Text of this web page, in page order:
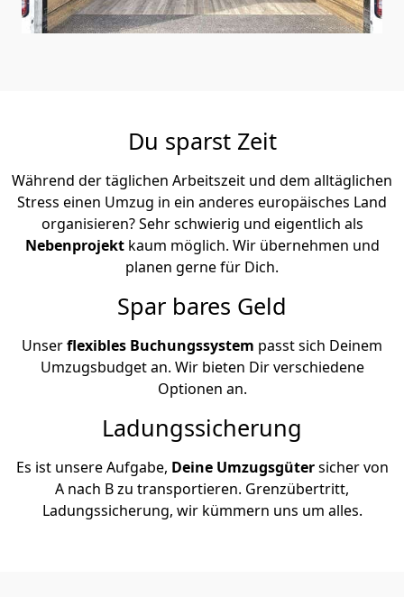
Du sparst Zeit
Während der täglichen Arbeitszeit und dem alltäglichen
Stress einen Umzug in ein anderes europäisches Land
organisieren? Sehr schwierig und eigentlich als
Nebenprojekt kaum möglich. Wir übernehmen und
planen gerne für Dich.
Spar bares Geld
Unserflexibles Buchungssystem passt sich Deinem
Umzugsbudget an. Wir bieten Dir verschiedene
Optionen an.
Ladungssicherung
Es ist unsere Aufgabe, Deine Umzugsgütersicher von
A nach B zu transportieren. Grenzübertritt,
Ladungssicherung, wir kümmern uns um alles.